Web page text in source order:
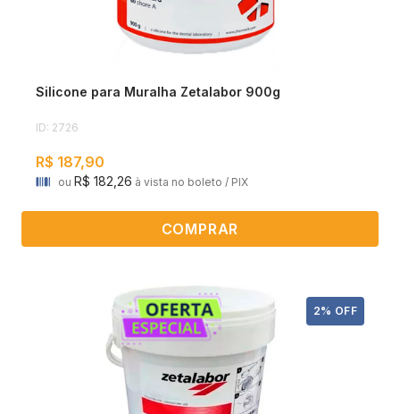
Silicone para Muralha Zetalabor 900g
ID: 2726
R$ 187,90
ou R$ 182,26 à vista no boleto / PIX
COMPRAR
2% OFF